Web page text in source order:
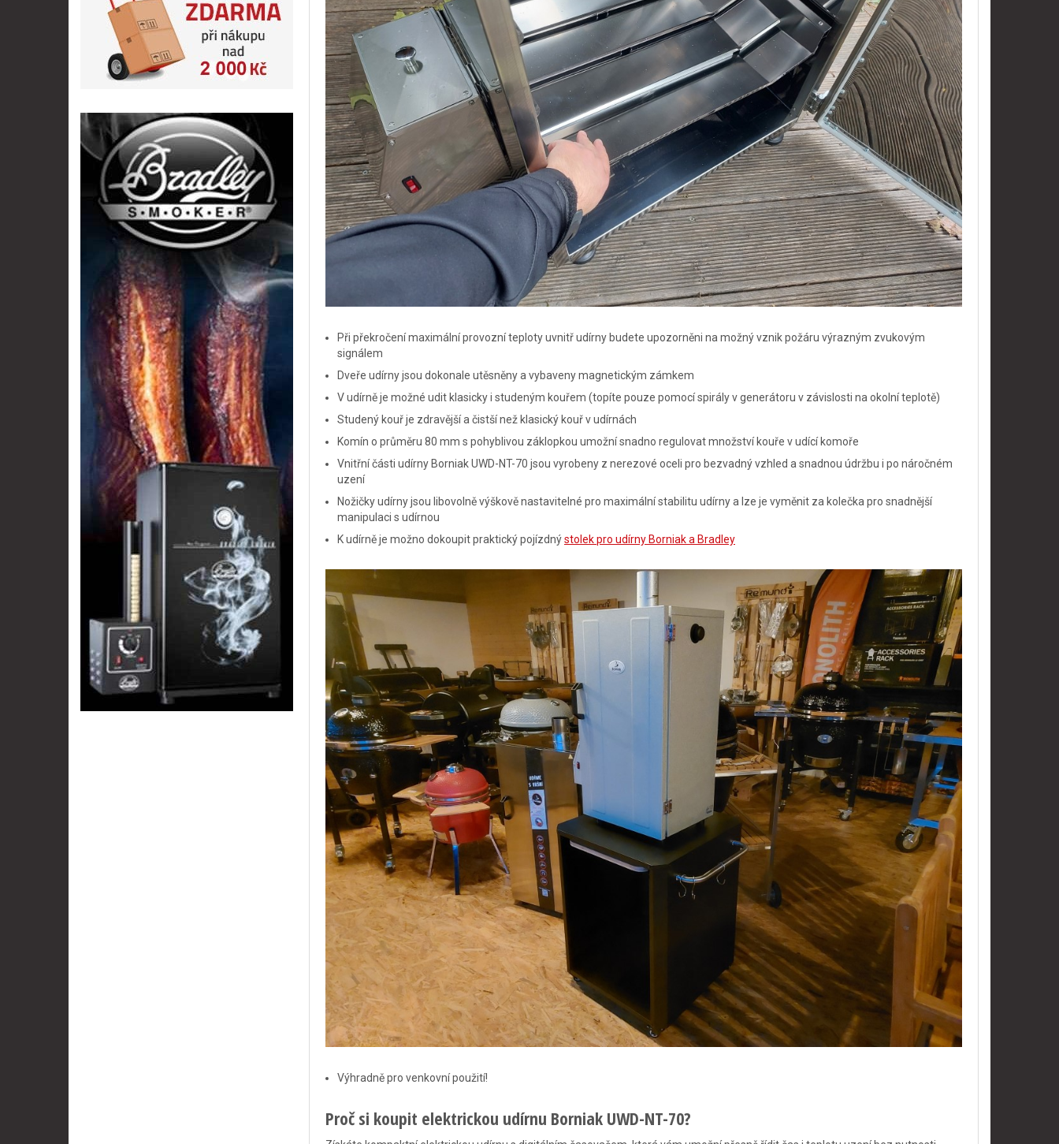
Při překročení maximální provozní teploty uvnitř udírny budete upozorněni na možný vznik požáru výrazným zvukovým
signálem
Dveře udírny jsou dokonale utěsněny a vybaveny magnetickým zámkem
V udírně je možné udit klasicky i studeným kouřem (topíte pouze pomocí spirály v generátoru v závislosti na okolní teplotě)
Studený kouř je zdravější a čistší než klasický kouř v udírnách
Komín o průměru 80 mm s pohyblivou záklopkou umožní snadno regulovat množství kouře v udící komoře
Vnitřní části udírny Borniak UWD-NT-70 jsou vyrobeny z nerezové oceli pro bezvadný vzhled a snadnou údržbu i po náročném
uzení
Nožičky udírny jsou libovolně výškově nastavitelné pro maximální stabilitu udírny a lze je vyměnit za kolečka pro snadnější
manipulaci s udírnou
K udírně je možno dokoupit praktický pojízdnýstolek pro udírny Borniak a Bradley
Výhradně pro venkovní použití!
Proč si koupit elektrickou udírnu Borniak UWD-NT-70?